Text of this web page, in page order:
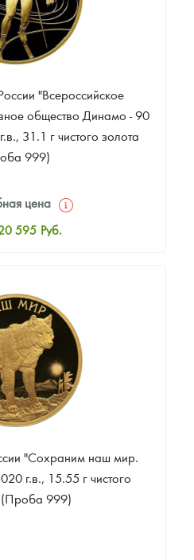
"Всероссийское
общество Динамо - 90
31.1 г чистого золота
999)
цена
595 Руб.
выкупа
Звоните
"Сохраним наш мир.
г.в., 15.55 г чистого
(Проба 999)